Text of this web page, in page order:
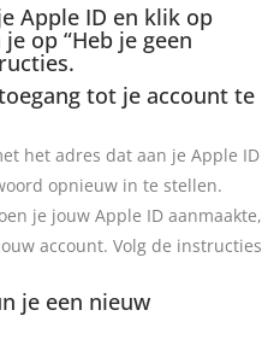
Apple ID en klik op
op “Heb je geen
tot je account te
het adres dat aan je Apple ID
opnieuw in te stellen.
je jouw Apple ID aanmaakte,
account. Volg de instructies
je een nieuw